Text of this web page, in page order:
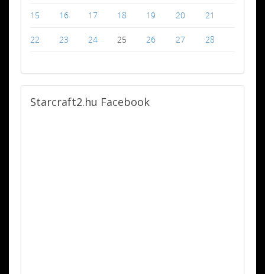
15 16 17 18 19 20 21
22 23 24 25 26 27 28
Starcraft2.hu Facebook